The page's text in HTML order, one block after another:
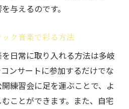
与えるのです。
ク音楽で彩る方法
日常に取り入れる方法は多岐
ンサートに参加するだけでな
練習会に足を運ぶことで、よ
ことができます。また、自宅